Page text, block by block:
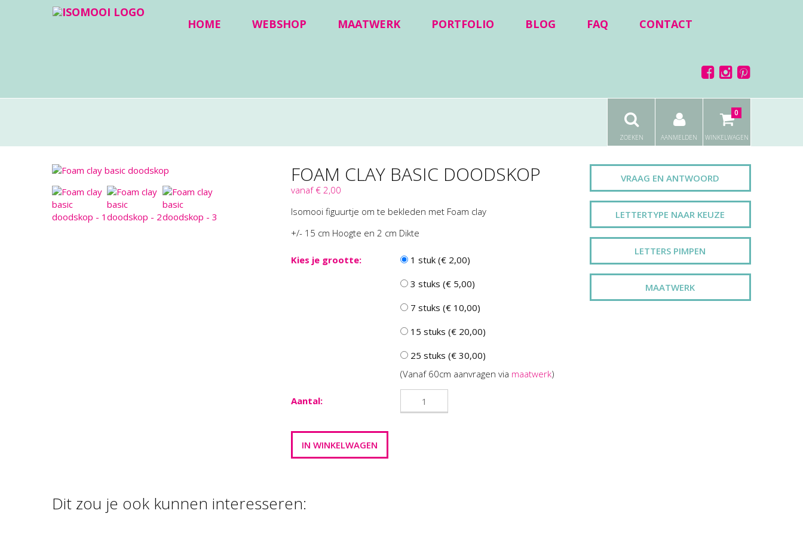
HOME WEBSHOP MAATWERK PORTFOLIO BLOG FAQ CONTACT
ZOEKEN AANMELDEN WINKELWAGEN
0
FOAM CLAY BASIC DOODSKOP
vanaf € 2,00
Isomooi figuurtje om te bekleden met Foam clay
+/- 15 cm Hoogte en 2 cm Dikte
Kies je grootte:
1 stuk (€ 2,00)
3 stuks (€ 5,00)
7 stuks (€ 10,00)
15 stuks (€ 20,00)
25 stuks (€ 30,00)
(Vanaf 60cm aanvragen via maatwerk)
Aantal:
VRAAG EN ANTWOORD
LETTERTYPE NAAR KEUZE
LETTERS PIMPEN
MAATWERK
Dit zou je ook kunnen interesseren: